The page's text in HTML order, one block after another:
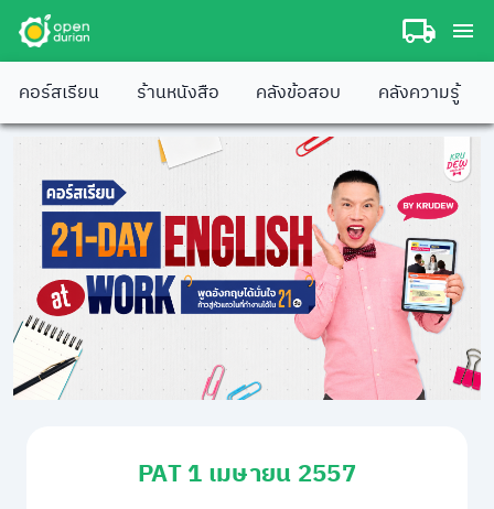
คอร์สเรียน ร้านหนังสือ คลังข้อสอบ คลังความรู้
PAT 1 เมษายน 2557